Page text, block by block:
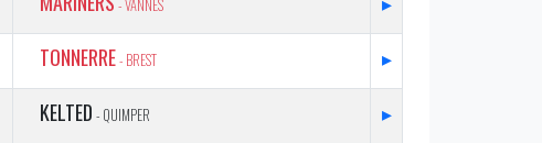
- VANNES
TONNERRE- BREST
▸
KELTED - QUIMPER
▸